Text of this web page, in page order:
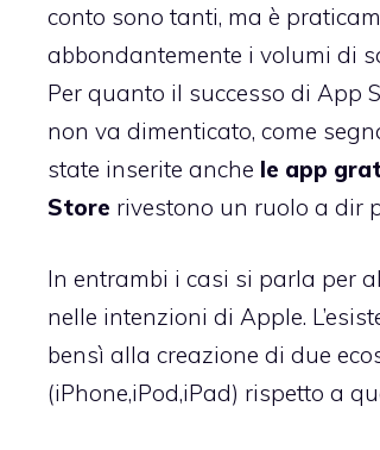
conto sono tanti, ma è
abbondantemente i volumi di
Per quanto il successo di App
non va dimenticato, come
state inserite anche le app
Store rivestono un ruolo a dir
In entrambi i casi si parla per
nelle intenzioni di Apple.
bensì alla creazione di due
(iPhone,iPod,iPad) rispetto a